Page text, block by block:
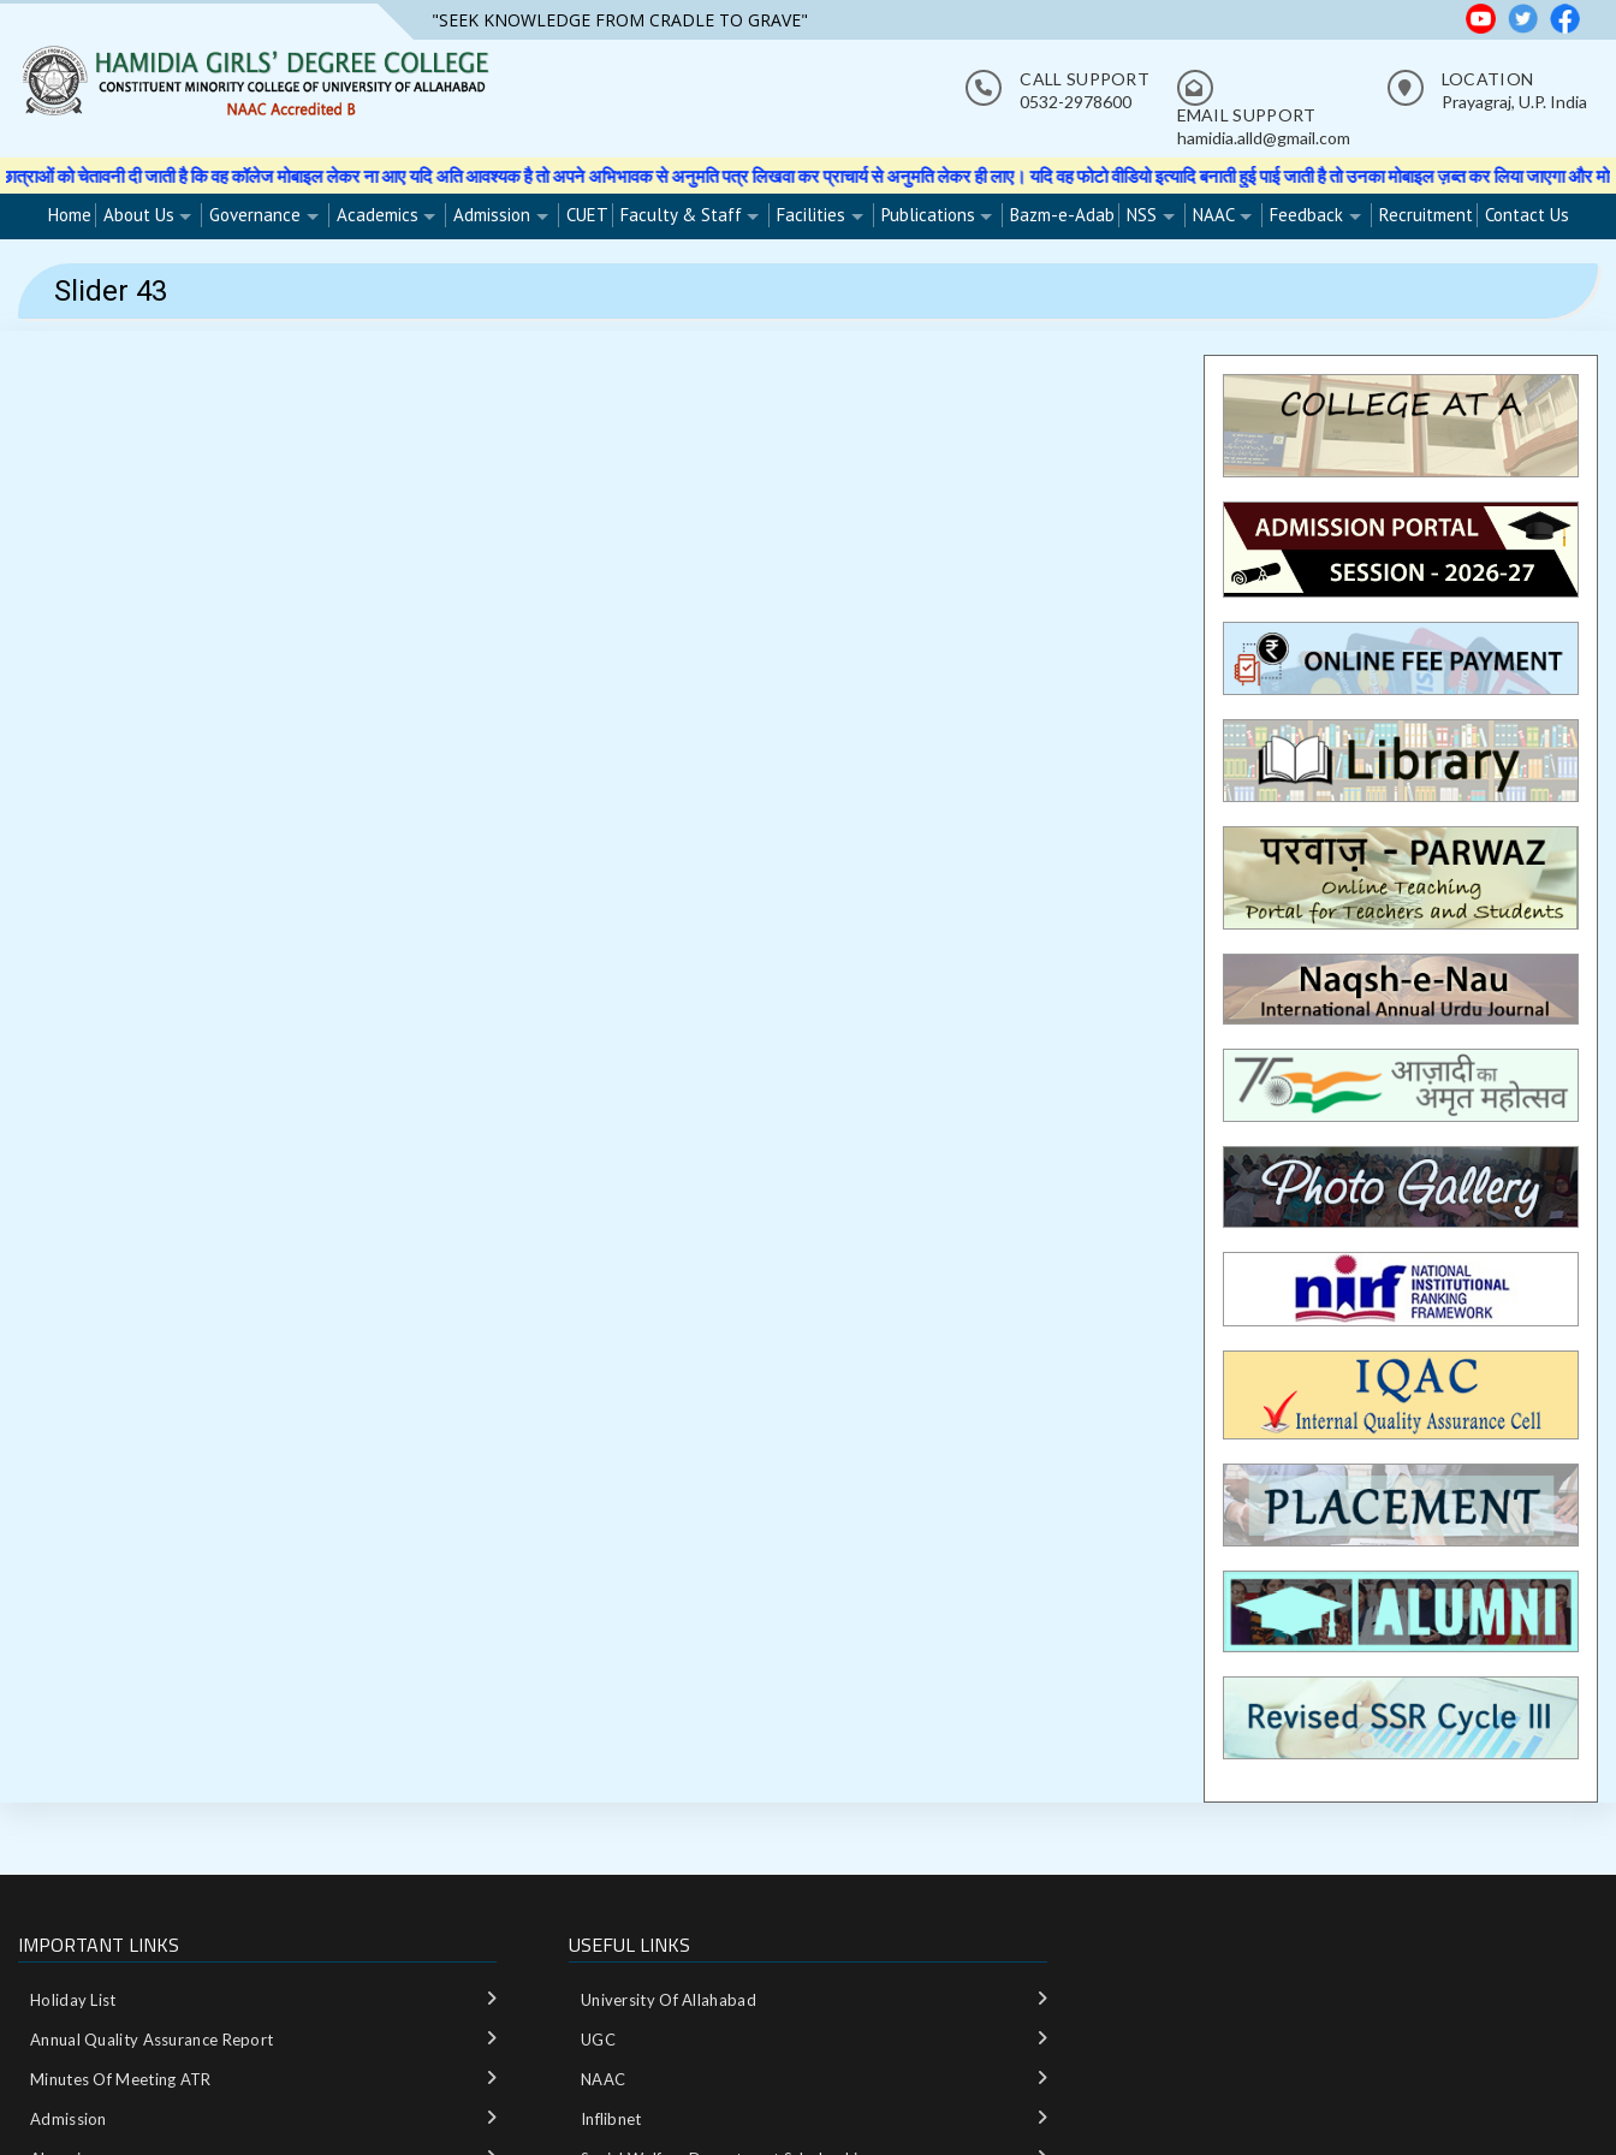
Skip
content
"SEEK KNOWLEDGE FROM CRADLE TO GRAVE"
CALL SUPPORT
0532-2978600
EMAIL SUPPORT
hamidia.alld@gmail.com
LOCATION
Prayagraj, U.P. India
चेतावनी दी जाती है कि वह कॉलेज मोबाइल लेकर ना आए यदि अति आवश्यक है तो अपने अभिभावक से अनुमति पत्र लिखवा कर प्राचार्य से अनुमति लेकर ही लाए। यदि वह फोटो वीडियो इत्यादि बनाती हुई पाई जाती है तो उनका मोबाइल ज़ब्त कर लिया जाएगा और मोबाइल
Home About Us Governance Academics Admission CUET Faculty & Staff Facilities Publications Bazm-e-Adab NSS NAAC Feedback Recruitment Contact Us
Slider 43
IMPORTANT LINKS
Holiday List
Annual Quality Assurance Report
Minutes Of Meeting ATR
Admission
USEFUL LINKS
University Of Allahabad
UGC
NAAC
Inflibnet